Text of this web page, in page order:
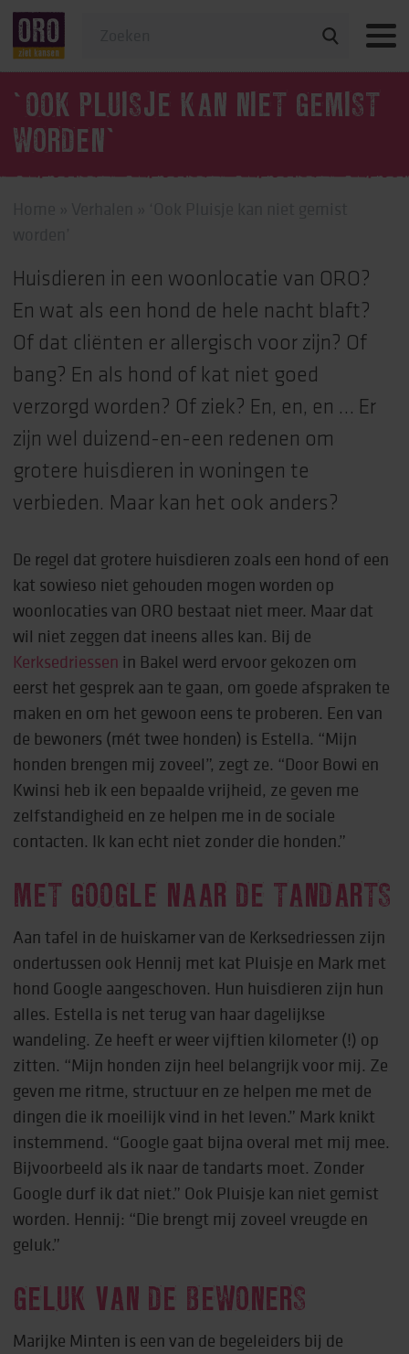
Veelgestelde vragen
‘OOK PLUISJE KAN NIET GEMIST
WORDEN’
Huisdieren in een woonlocatie van ORO?
En wat als een hond de hele nacht blaft?
Of dat cliënten er allergisch voor zijn? Of
bang? En als hond of kat niet goed
verzorgd worden? Of ziek? En, en, en … Er
zijn wel duizend-en-een redenen om
grotere huisdieren in woningen te
verbieden. Maar kan het ook anders?
De regel dat grotere huisdieren zoals een hond of een
kat sowieso niet gehouden mogen worden op
woonlocaties van ORO bestaat niet meer. Maar dat
wil niet zeggen dat ineens alles kan. Bij de
Kerksedriessen in Bakel werd ervoor gekozen om
eerst het gesprek aan te gaan, om goede afspraken te
maken en om het gewoon eens te proberen. Een van
de bewoners (mét twee honden) is Estella. “Mijn
honden brengen mij zoveel”, zegt ze. “Door Bowi en
Kwinsi heb ik een bepaalde vrijheid, ze geven me
zelfstandigheid en ze helpen me in de sociale
contacten. Ik kan echt niet zonder die honden.”
MET GOOGLE NAAR DE TANDARTS
Aan tafel in de huiskamer van de Kerksedriessen zijn
ondertussen ook Hennij met kat Pluisje en Mark met
hond Google aangeschoven. Hun huisdieren zijn hun
alles. Estella is net terug van haar dagelijkse
wandeling. Ze heeft er weer vijftien kilometer (!) op
zitten. “Mijn honden zijn heel belangrijk voor mij. Ze
geven me ritme, structuur en ze helpen me met de
dingen die ik moeilijk vind in het leven.” Mark knikt
instemmend. “Google gaat bijna overal met mij mee.
Bijvoorbeeld als ik naar de tandarts moet. Zonder
Google durf ik dat niet.” Ook Pluisje kan niet gemist
worden. Hennij: “Die brengt mij zoveel vreugde en
geluk.”
GELUK VAN DE BEWONERS
Marijke Minten is een van de begeleiders bij de